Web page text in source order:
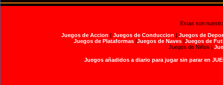
Estas son
Juegos de Accion | Juegos de Conduccion | Juegos de
Juegos de Plataformas|Juegos de Naves|Juegos de
Juegos de Niños |
Juegos añadidos a diario para jugar sin parar en